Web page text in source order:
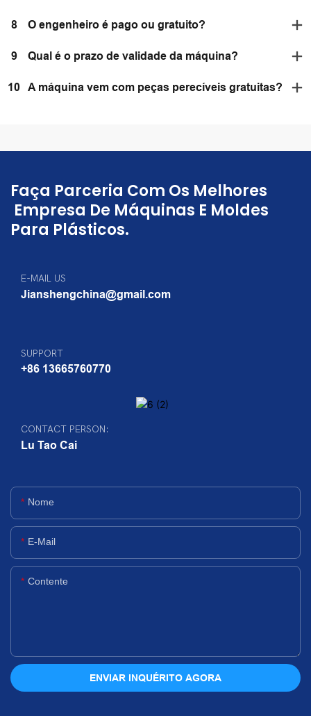
8 O engenheiro é pago ou gratuito?
9 Qual é o prazo de validade da máquina?
10 A máquina vem com peças perecíveis gratuitas?
Faça Parceria Com Os Melhores
Empresa De Máquinas E Moldes
Para Plásticos.
E-MAIL US
Jianshengchina@gmail.com
SUPPORT
+86 13665760770
CONTACT PERSON:
Lu Tao Cai
Nome
E-Mail
Contente
ENVIAR INQUÉRITO AGORA